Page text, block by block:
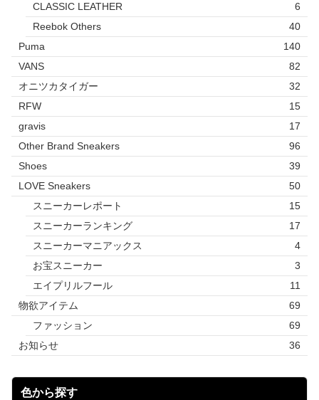
CLASSIC LEATHER
6
Reebok Others
40
Puma
140
VANS
82
オニツカタイガー
32
RFW
15
gravis
17
Other Brand Sneakers
96
Shoes
39
LOVE Sneakers
50
スニーカーレポート
15
スニーカーランキング
17
スニーカーマニアックス
4
お宝スニーカー
3
エイプリルフール
11
物欲アイテム
69
ファッション
69
お知らせ
36
色から探す